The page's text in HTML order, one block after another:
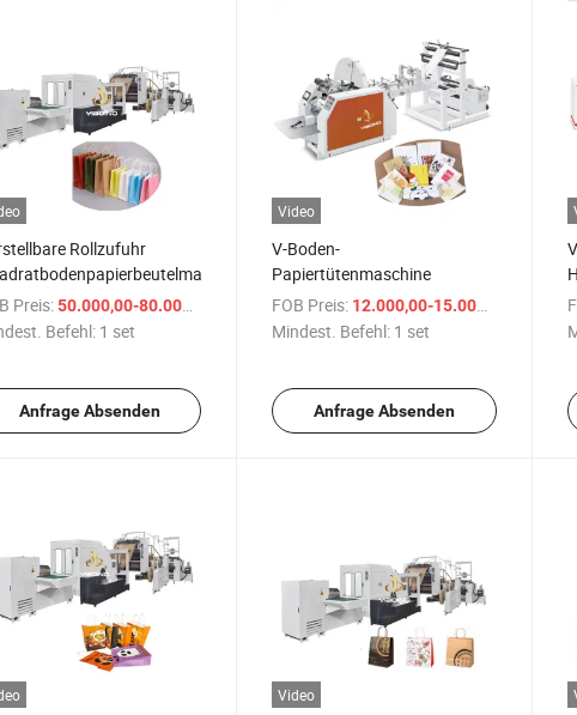
Rollzufuhr
Preis:50.000,00-80.000,00 $
Befehl: 1 set
Anfrage Absenden
Video
V-Boden-
Papiertütenmaschine
FOB Preis: 12.000,00-15.000,00 $
Mindest. Befehl: 1 set
Anfrage Absenden
Video